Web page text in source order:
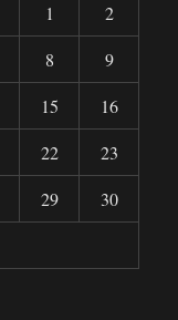
1
2
8
9
15
16
22
23
29
30